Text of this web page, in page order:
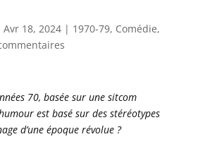
Avr 18, 2024| 1970-79, Comédie,
70, basée sur une sitcom
est basé sur des stéréotypes
d’une époque révolue ?